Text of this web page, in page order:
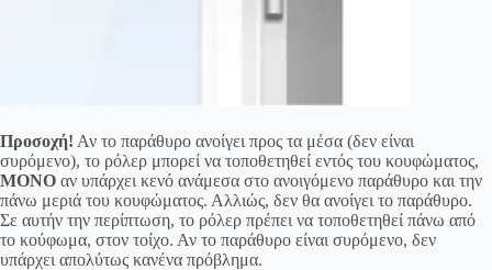
Προσοχή! Αν το παράθυρο ανοίγει προς τα μέσα (δεν είναι
συρόμενο), το ρόλερ μπορεί να τοποθετηθεί εντός του κουφώματος,
ΜΟΝΟ αν υπάρχει κενό ανάμεσα στο ανοιγόμενο παράθυρο και την
πάνω μεριά του κουφώματος. Αλλιώς, δεν θα ανοίγει το παράθυρο.
Σε αυτήν την περίπτωση, το ρόλερ πρέπει να τοποθετηθεί πάνω από
το κούφωμα, στον τοίχο. Αν το παράθυρο είναι συρόμενο, δεν
υπάρχει απολύτως κανένα πρόβλημα.